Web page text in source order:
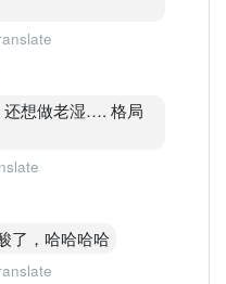
想做老湿…. 格局
了，哈哈哈哈